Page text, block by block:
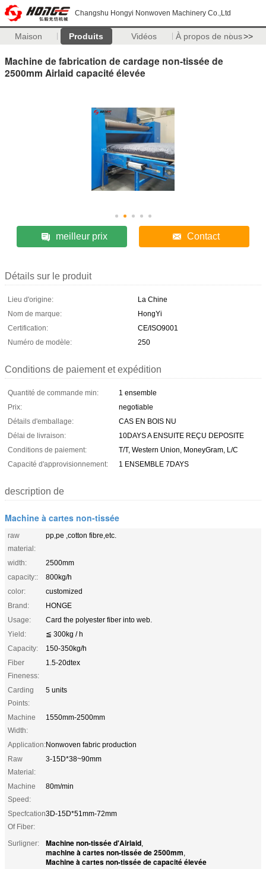
Changshu Hongyi Nonwoven Machinery Co.,Ltd
Maison Produits Vidéos À propos de nous>>
Machine de fabrication de cardage non-tissée de
2500mm Airlaid capacité élevée
meilleur prix Contact
Détails sur le produit
Lieu d'origine:
La Chine
Nom de marque:
HongYi
Certification:
CE/ISO9001
Numéro de modèle:
250
Conditions de paiement et expédition
Quantité de commande min:
1 ensemble
Prix:
negotiable
Détails d'emballage:
CAS EN BOIS NU
Délai de livraison:
10DAYS A ENSUITE REÇU DEPOSITE
Conditions de paiement:
T/T, Western Union, MoneyGram, L/C
Capacité d'approvisionnement:
1 ENSEMBLE 7DAYS
description de
Machine à cartes non-tissée
raw
material:
pp,pe ,cotton fibre,etc.
width:
2500mm
capacity::
800kg/h
color:
customized
Brand:
HONGE
Usage:
Card the polyester fiber into web.
Yield:
≦ 300kg / h
Capacity:
150-350kg/h
Fiber
Fineness:
1.5-20dtex
Carding
Points:
5 units
Machine
Width:
1550mm-2500mm
Application:Nonwoven fabric production
Raw
Material:
3-15D*38~90mm
Machine
Speed:
80m/min
Specfcation
Of Fiber:
3D-15D*51mm-72mm
Surligner: Machine non-tissée d'Airlaid,
machine à cartes non-tissée de 2500mm,
Machine à cartes non-tissée de capacité élevée